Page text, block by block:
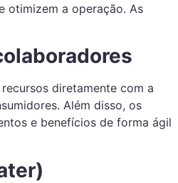
otimizem a operação. As
diretamente com a
Além disso, os
e benefícios de forma ágil